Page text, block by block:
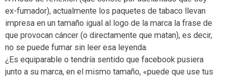
ex-fumador), actualmente los paquetes de tabaco llevan
impresa en un tamaño igual al logo de la marca la frase de
que provocan cáncer (o directamente que matan), es decir,
no se puede fumar sin leer esa leyenda.
¿Es equiparable o tendría sentido que facebook pusiera
junto a su marca, en el mismo tamaño, «puede que use tus